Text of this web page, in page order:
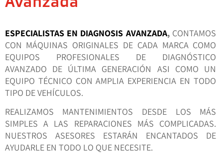
ESPECIALISTAS EN DIAGNOSIS AVANZADA, CONTAMOS
CON MÁQUINAS ORIGINALES DE CADA MARCA COMO
EQUIPOS PROFESIONALES DE DIAGNÓSTICO
AVANZADO DE ÚLTIMA GENERACIÓN ASI COMO UN
EQUIPO TÉCNICO CON AMPLIA EXPERIENCIA EN TODO
TIPO DE VEHÍCULOS.
REALIZAMOS MANTENIMIENTOS DESDE LOS MÁS
SIMPLES A LAS REPARACIONES MÁS COMPLICADAS.
NUESTROS ASESORES ESTARÁN ENCANTADOS DE
AYUDARLE EN TODO LO QUE NECESITE.